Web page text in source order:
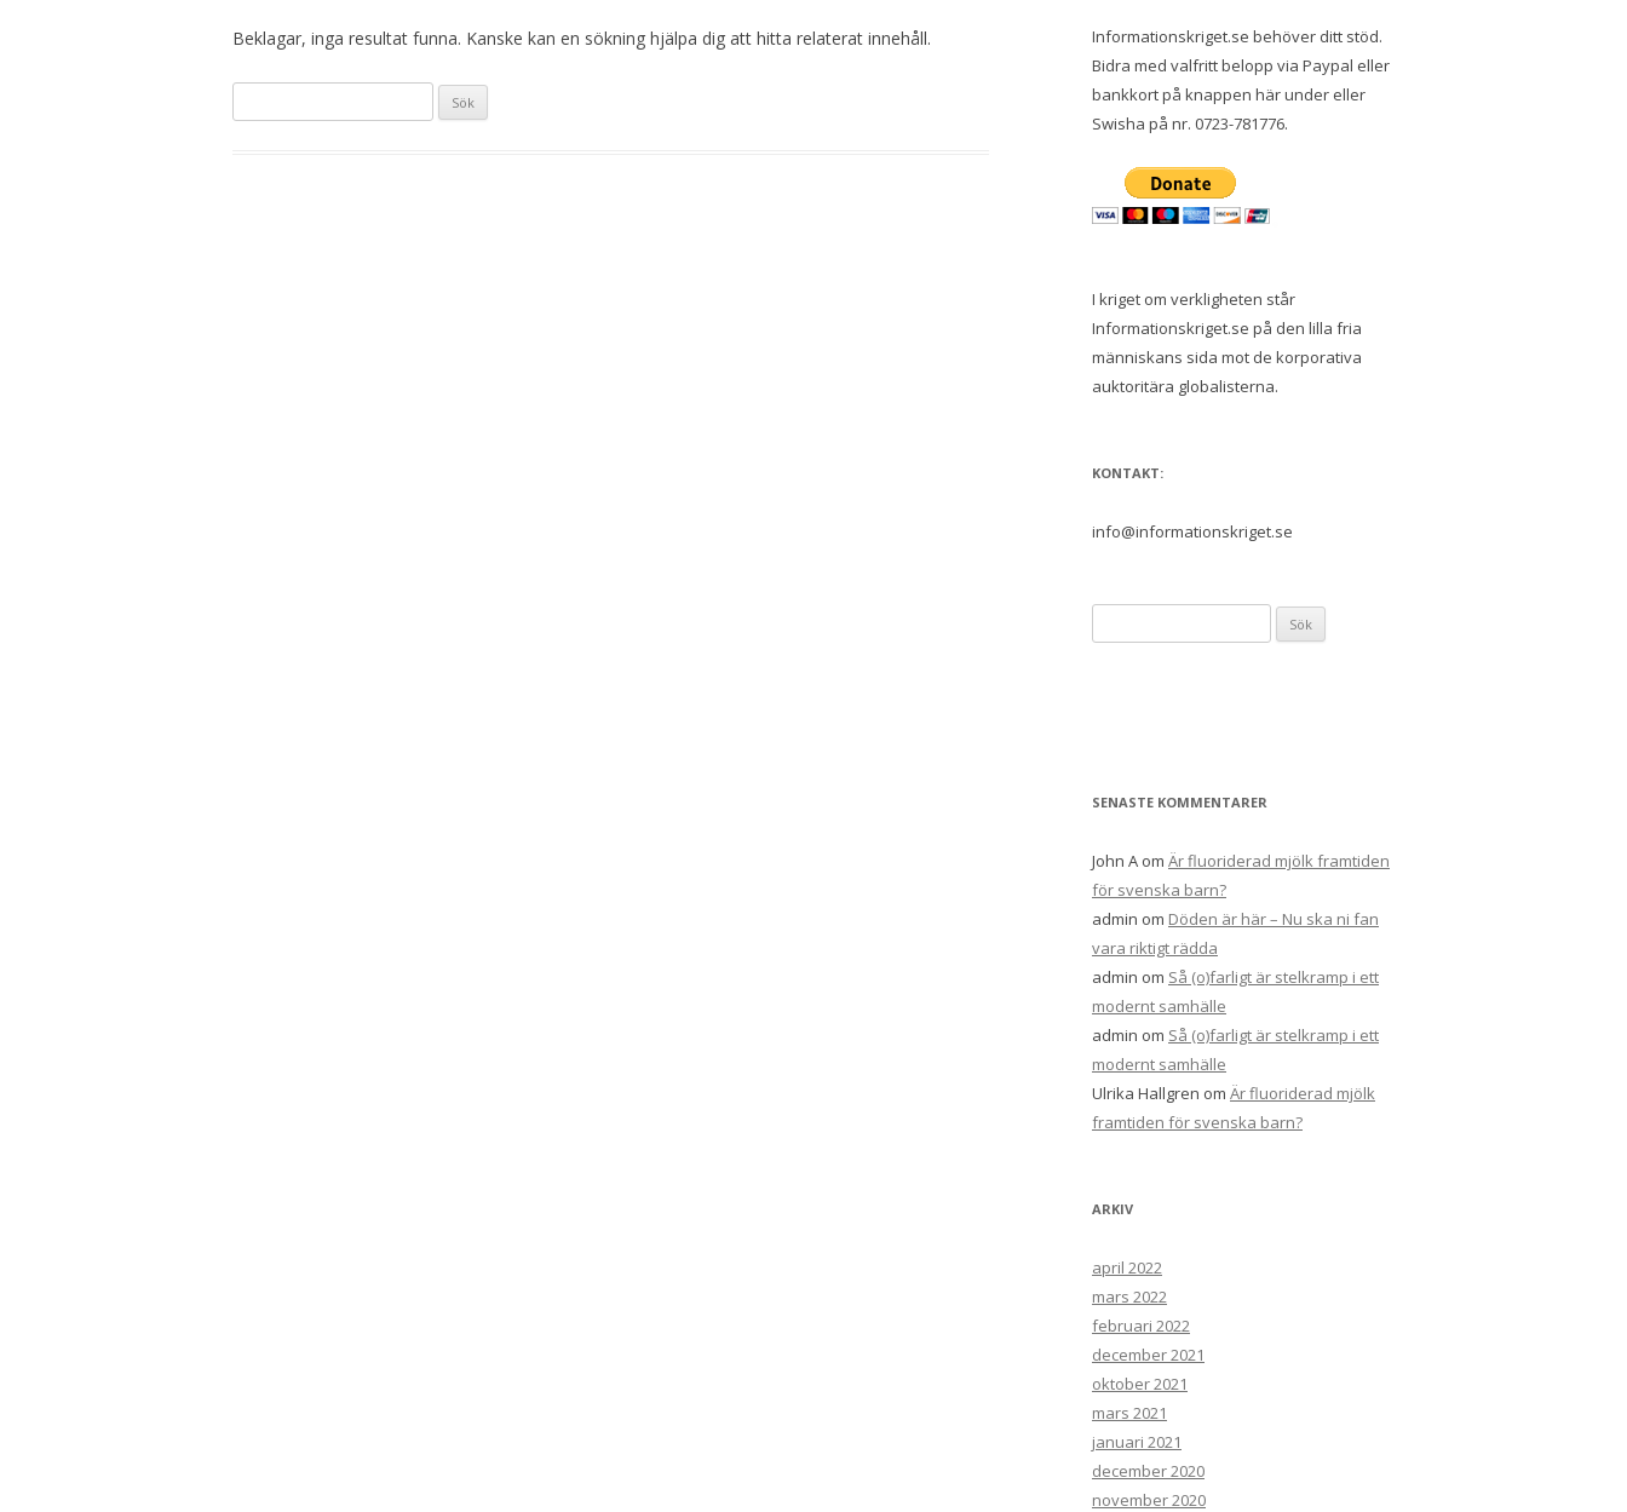
Beklagar, inga resultat funna. Kanske kan en sökning hjälpa dig att hitta relaterat innehåll.
efter:
Informationskriget.se behöver ditt stöd.
Bidra med valfritt belopp via Paypal eller
bankkort på knappen här under eller
Swisha på nr. 0723-781776.
I kriget om verkligheten står
Informationskriget.se på den lilla fria
människans sida mot de korporativa
auktoritära globalisterna.
KONTAKT:
info@informationskriget.se
efter:
SENASTE KOMMENTARER
John A om Är fluoriderad mjölk framtiden
för svenska barn?
admin om Döden är här – Nu ska ni fan
vara riktigt rädda
admin om Så (o)farligt är stelkramp i ett
modernt samhälle
admin om Så (o)farligt är stelkramp i ett
modernt samhälle
Ulrika Hallgren om Är fluoriderad mjölk
framtiden för svenska barn?
ARKIV
april 2022
mars 2022
februari 2022
december 2021
oktober 2021
mars 2021
januari 2021
december 2020
november 2020